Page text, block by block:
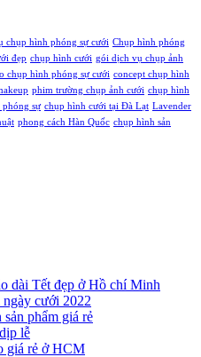
chụp hình phóng sự cưới Chụp hình phóng
đẹp chụp hình cưới gói dịch vụ chụp ảnh
chụp hình phóng sự cưới concept chụp hình
phim trường chụp ảnh cưới chụp hình
phóng sự chụp hình cưới tại Đà Lạt Lavender
phong cách Hàn Quốc chụp hình sản
dài Tết đẹp ở Hồ chí Minh
cưới 2022
phẩm giá rẻ
lễ
giá rẻ ở HCM